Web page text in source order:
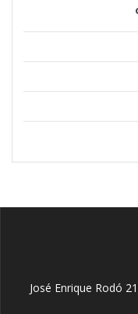
José Enrique Rodó